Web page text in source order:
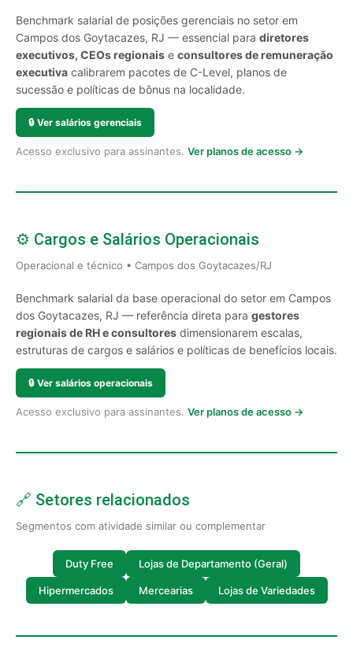
Benchmark salarial de posições gerenciais no setor em
Campos dos Goytacazes, RJ — essencial para diretores
executivos, CEOs regionais e consultores de remuneração
executiva calibrarem pacotes de C-Level, planos de
sucessão e políticas de bônus na localidade.
🔒 Ver salários gerenciais
Acesso exclusivo para assinantes. Ver planos de acesso →
⚙️ Cargos e Salários Operacionais
Operacional e técnico • Campos dos Goytacazes/RJ
Benchmark salarial da base operacional do setor em Campos
dos Goytacazes, RJ — referência direta para gestores
regionais de RH e consultores dimensionarem escalas,
estruturas de cargos e salários e políticas de benefícios locais.
🔒 Ver salários operacionais
Acesso exclusivo para assinantes. Ver planos de acesso →
🔗 Setores relacionados
Segmentos com atividade similar ou complementar
Duty Free Lojas de Departamento (Geral)
Hipermercados Mercearias Lojas de Variedades